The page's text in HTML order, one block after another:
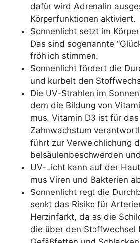
dafür wird Adre­na­lin
Kör­per­funk­tio­nen aktiviert.
Son­nen­licht setzt im
Das sind soge­nann­te
fröh­lich stimmen.
Son­nen­licht för­dert die
und kur­belt den
Die UV-Strah­len im
dern die Bil­dung von
mus. Vit­amin D3 ist für
Zahn­wachs­tum
führt zur Ver­weich­li­chung
bel­säu­len­be­schwer­den
UV-Licht kann auf der
mus Viren und Bak­te­ri­en
Son­nen­licht regt die
senkt das Risi­ko für
Herz­in­farkt, da es die
die über den Stoff­wech­sel